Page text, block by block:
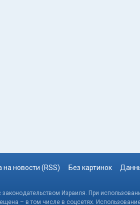
на новости (RSS) Без картинок
Израиля. При
– в том числе в соцсетях.